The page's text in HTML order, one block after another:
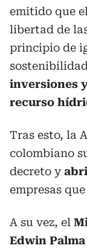
emitido que
libertad de
principio de
inversiones
recurso
Tras esto, la
colombiano
decreto y
empresas
A su vez, el
Edwin Palma